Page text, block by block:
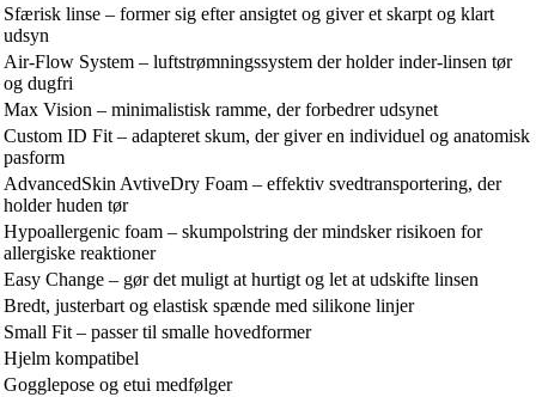
Sfærisk linse – former sig efter ansigtet og giver et skarpt og klart
udsyn
Air-Flow System – luftstrømningssystem der holder inder-linsen tør
og dugfri
Max Vision – minimalistisk ramme, der forbedrer udsynet
Custom ID Fit – adapteret skum, der giver en individuel og anatomisk
pasform
AdvancedSkin AvtiveDry Foam – effektiv svedtransportering, der
holder huden tør
Hypoallergenic foam – skumpolstring der mindsker risikoen for
allergiske reaktioner
Easy Change – gør det muligt at hurtigt og let at udskifte linsen
Bredt, justerbart og elastisk spænde med silikone linjer
Small Fit – passer til smalle hovedformer
Hjelm kompatibel
Gogglepose og etui medfølger